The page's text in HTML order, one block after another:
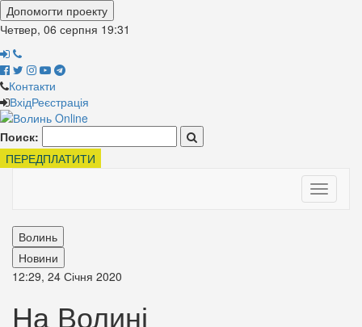
Допомогти проекту
Четвер, 06 серпня 19:31
Контакти
ВхідРеєстрація
Поиск:
ПЕРЕДПЛАТИТИ
Toggle
Волинь
Новини
12:29, 24 Січня 2020
На Волині